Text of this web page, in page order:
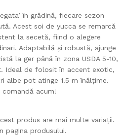
în grădină, fiecare sezon
Acest soi de yucca se remarcă
la secetă, fiind o alegere
Adaptabilă și robustă, ajunge
la ger până în zona USDA 5-10,
Ideal de folosit în accent exotic,
albe pot atinge 1.5 m înălțime.
acum!
produs are mai multe variații.
pagina produsului.